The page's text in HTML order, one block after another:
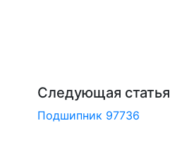
Следующая статья
Подшипник 97736